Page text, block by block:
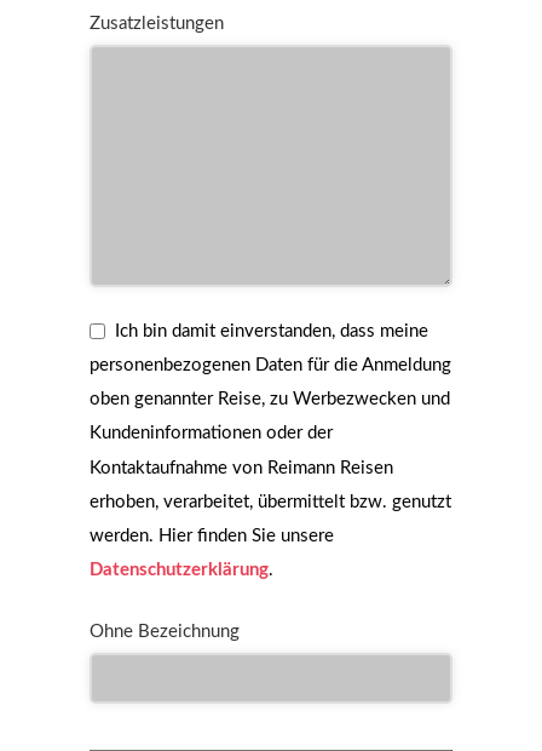
Zusatzleistungen
Ich bin damit einverstanden, dass meine
personenbezogenen Daten für die Anmeldung
oben genannter Reise, zu Werbezwecken und
Kundeninformationen oder der
Kontaktaufnahme von Reimann Reisen
erhoben, verarbeitet, übermittelt bzw. genutzt
werden. Hier finden Sie unsere
Datenschutzerklärung.
Ohne Bezeichnung